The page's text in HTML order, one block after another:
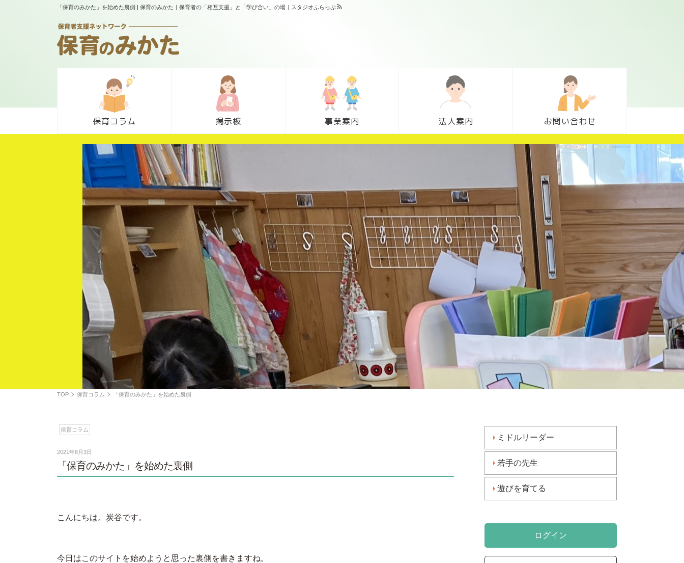
「保育のみかた」を始めた裏側 | 保育のみかた｜保育者の「相互支援」と「学び合い」の場｜スタジオふらっぷ
保育コラム 掲示板 事業案内 法人案内 お問い合わせ
TOP 保育コラム 「保育のみかた」を始めた裏側
保育コラム
2021年8月3日
「保育のみかた」を始めた裏側
こんにちは。炭谷です。
今日はこのサイトを始めようと思った裏側を書きますね。
ミドルリーダー
若手の先生
遊びを育てる
ログイン